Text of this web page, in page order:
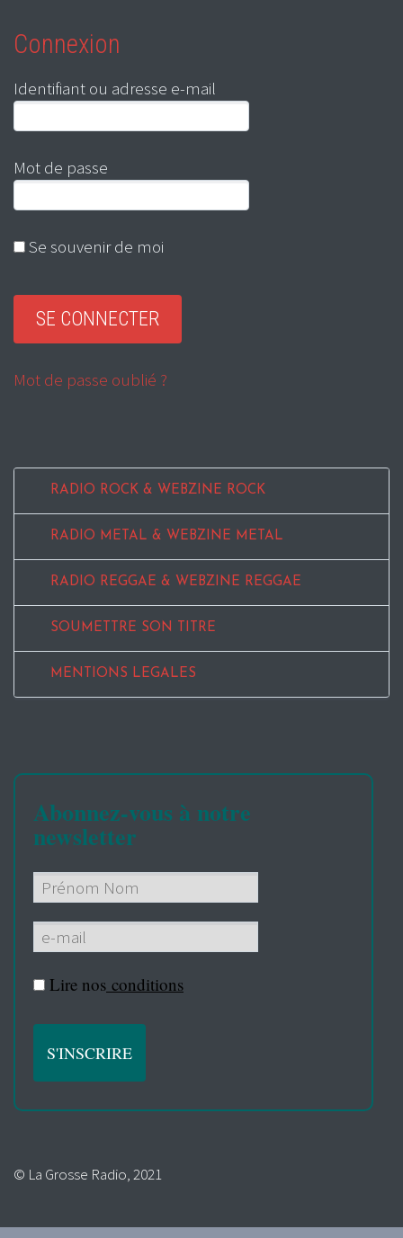
Connexion
Identifiant ou adresse e-mail
Mot de passe
Se souvenir de moi
Mot de passe oublié ?
RADIO ROCK & WEBZINE ROCK
RADIO METAL & WEBZINE METAL
RADIO REGGAE & WEBZINE REGGAE
SOUMETTRE SON TITRE
MENTIONS LEGALES
Abonnez-vous à notre
newsletter
Lire nos conditions
© La Grosse Radio, 2021